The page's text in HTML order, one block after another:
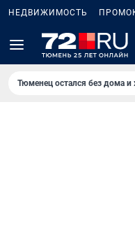
НЕДВИЖИМОСТЬ
Тюменец остался без дома и